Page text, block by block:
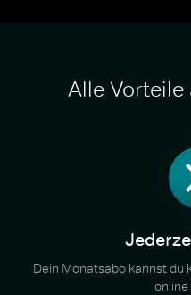
Alle
Dein Monatsabo kannst du
online